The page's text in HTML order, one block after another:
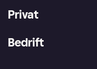
Privat
Bedrift